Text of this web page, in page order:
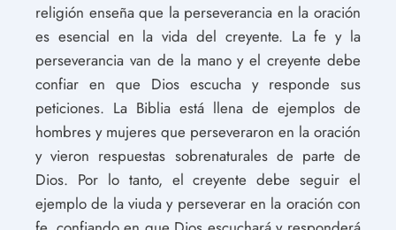
religión enseña que la perseverancia en la oración
es esencial en la vida del creyente. La fe y la
perseverancia van de la mano y el creyente debe
confiar en que Dios escucha y responde sus
peticiones. La Biblia está llena de ejemplos de
hombres y mujeres que perseveraron en la oración
y vieron respuestas sobrenaturales de parte de
Dios. Por lo tanto, el creyente debe seguir el
ejemplo de la viuda y perseverar en la oración con